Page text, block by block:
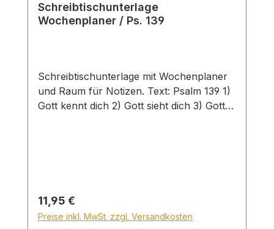
Schreibtischunterlage
Wochenplaner / Ps. 139
Schreibtischunterlage mit Wochenplaner
und Raum für Notizen. Text: Psalm 139 1)
Gott kennt dich 2) Gott sieht dich 3) Gott
Regulärer Preis:
11,95 €
Preise inkl. MwSt. zzgl. Versandkosten